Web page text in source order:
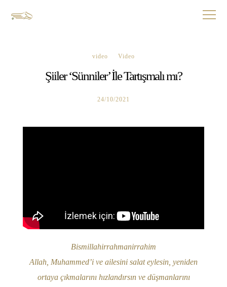
video Video
Şiiler ‘Sünniler’ İle Tartışmalı mı?
24/10/2021
Bismillahirrahmanirrahim
Allah, Muhammed’i ve ailesini salat eylesin, yeniden
ortaya çıkmalarını hızlandırsın ve düşmanlarını